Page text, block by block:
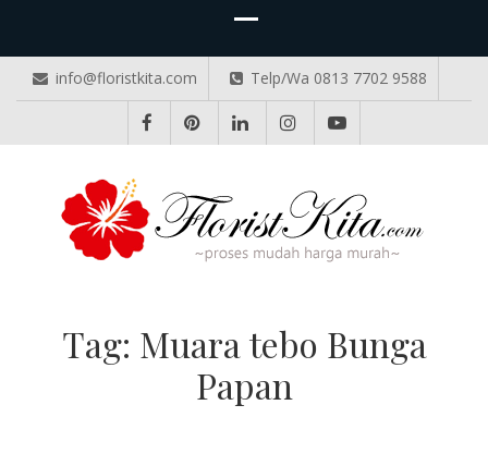
info@floristkita.com Telp/Wa 0813 7702 9588
Tag: Muara tebo Bunga
Papan